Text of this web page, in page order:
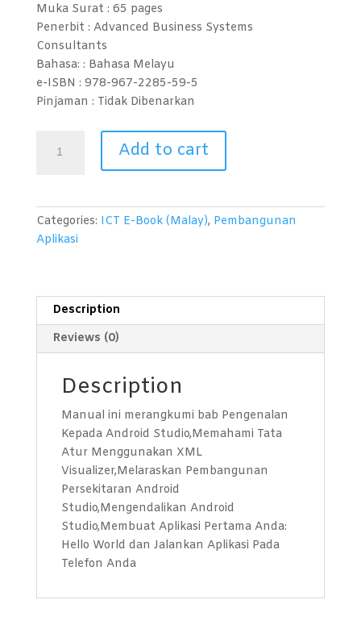
Muka Surat : 65 pages
Penerbit : Advanced Business Systems
Consultants
Bahasa: : Bahasa Melayu
e-ISBN : 978-967-2285-59-5
Pinjaman : Tidak Dibenarkan
Aplikasi
quantity
Add to cart
Categories: ICT E-Book (Malay), Pembangunan
Aplikasi
Description
Reviews (0)
Description
Manual ini merangkumi bab Pengenalan
Kepada Android Studio,Memahami Tata
Atur Menggunakan XML
Visualizer,Melaraskan Pembangunan
Persekitaran Android
Studio,Mengendalikan Android
Studio,Membuat Aplikasi Pertama Anda:
Hello World dan Jalankan Aplikasi Pada
Telefon Anda